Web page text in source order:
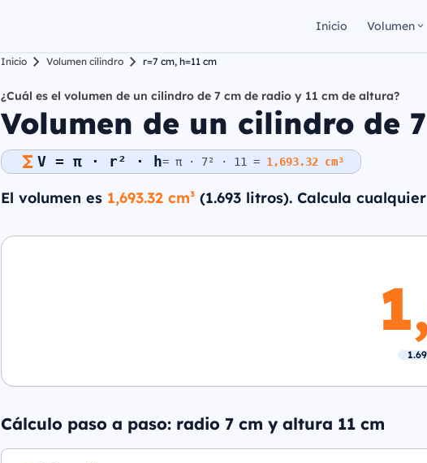
Inicio Volumen
Inicio Volumen cilindro r=7 cm, h=11 cm
¿Cuál es el volumen de un cilindro de 7 cm de radio y 11 cm de altura?
Volumen de un cilindro de
V = π · r² · h= π · 7² · 11 = 1,693.32 cm³
El volumen es 1,693.32 cm³ (1.693 litros). Calcula
Cálculo paso a paso: radio 7 cm y altura 11 cm